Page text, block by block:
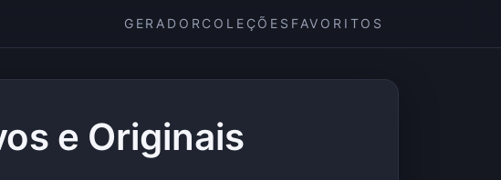
GERADOR COLEÇÕES FAVORITOS
e Originais